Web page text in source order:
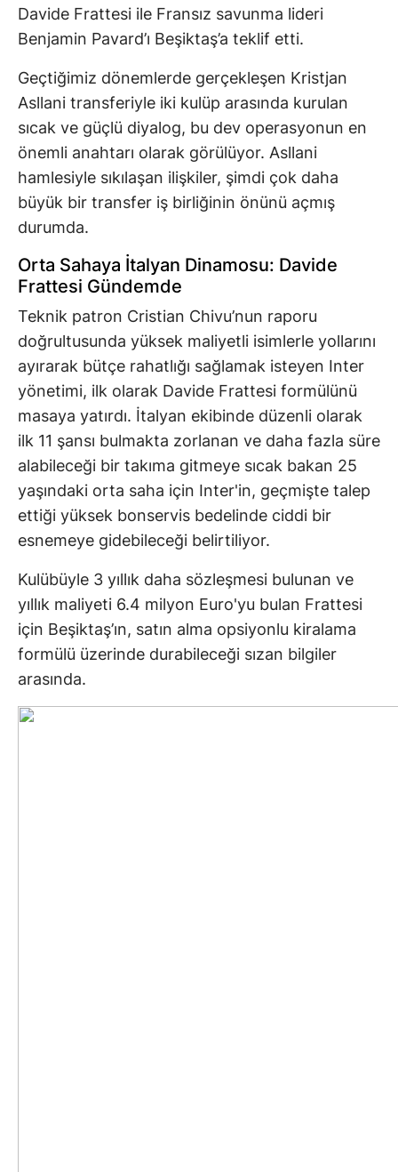
Davide Frattesi ile Fransız savunma lideri
Benjamin Pavard’ı Beşiktaş’a teklif etti.
Geçtiğimiz dönemlerde gerçekleşen Kristjan
Asllani transferiyle iki kulüp arasında kurulan
sıcak ve güçlü diyalog, bu dev operasyonun en
önemli anahtarı olarak görülüyor. Asllani
hamlesiyle sıkılaşan ilişkiler, şimdi çok daha
büyük bir transfer iş birliğinin önünü açmış
durumda.
Orta Sahaya İtalyan Dinamosu: Davide
Frattesi Gündemde
Teknik patron Cristian Chivu’nun raporu
doğrultusunda yüksek maliyetli isimlerle yollarını
ayırarak bütçe rahatlığı sağlamak isteyen Inter
yönetimi, ilk olarak Davide Frattesi formülünü
masaya yatırdı. İtalyan ekibinde düzenli olarak
ilk 11 şansı bulmakta zorlanan ve daha fazla süre
alabileceği bir takıma gitmeye sıcak bakan 25
yaşındaki orta saha için Inter'in, geçmişte talep
ettiği yüksek bonservis bedelinde ciddi bir
esnemeye gidebileceği belirtiliyor.
Kulübüyle 3 yıllık daha sözleşmesi bulunan ve
yıllık maliyeti 6.4 milyon Euro'yu bulan Frattesi
için Beşiktaş’ın, satın alma opsiyonlu kiralama
formülü üzerinde durabileceği sızan bilgiler
arasında.